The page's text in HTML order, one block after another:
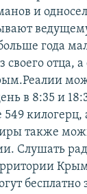
и
года
своего отца,
в 8:35 и
549 килогерц,
также
Слушать
бесплатно